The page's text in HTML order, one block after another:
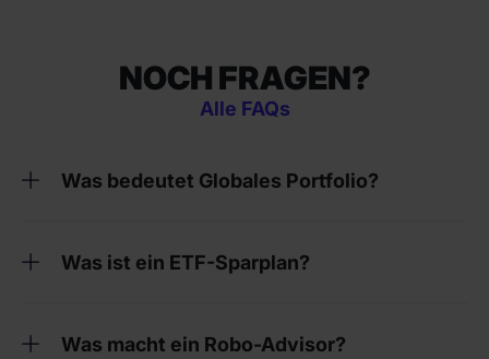
NOCH FRAGEN?
Alle FAQs
Was bedeutet Globales Portfolio?
Was ist ein ETF-Sparplan?
Was macht ein Robo-Advisor?